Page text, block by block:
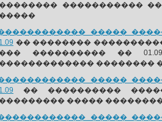
�����������
�����
�� ��������
���������� ��
��������
�����
�� ����������
�����
�����